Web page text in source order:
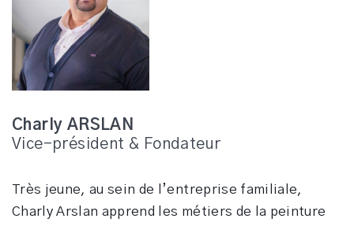
Charly ARSLAN
Vice-président & Fondateur
Très jeune, au sein de l’entreprise familiale,
Charly Arslan apprend les métiers de la peinture